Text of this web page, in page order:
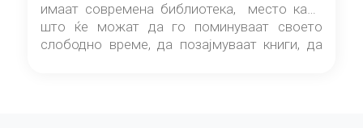
имаат современа библиотека, место каде
што ќе можат да го поминуваат своето
слободно време, да позајмуваат книги, да